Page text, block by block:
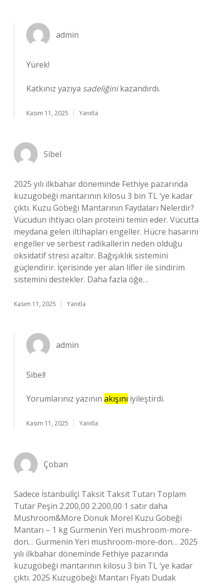
admin
Yürek!
Katkınız yazıya sadeliğinikazandırdı.
Kasım 11, 2025 Yanıtla
Sibel
2025 yılı ilkbahar döneminde Fethiye pazarında
kuzugöbeği mantarının kilosu 3 bin TL ‘ye kadar
çıktı. Kuzu Göbeği Mantarının Faydaları Nelerdir?
Vücudun ihtiyacı olan proteini temin eder. Vücutta
meydana gelen iltihapları engeller. Hücre hasarını
engeller ve serbest radikallerin neden olduğu
oksidatif stresi azaltır. Bağışıklık sistemini
güçlendirir. İçerisinde yer alan lifler ile sindirim
sistemini destekler. Daha fazla öğe…
Kasım 11, 2025 Yanıtla
admin
Sibel!
Yorumlarınız yazının akışını iyileştirdi.
Kasım 11, 2025 Yanıtla
Çoban
Sadece İstanbulİçi Taksit Taksit Tutarı Toplam
Tutar Peşin 2.200,00 2.200,00 1 satır daha
Mushroom&More Donuk Morel Kuzu Göbeği
Mantarı – 1 kg Gurmenin Yeri mushroom-more-
don… Gurmenin Yeri mushroom-more-don… 2025
yılı ilkbahar döneminde Fethiye pazarında
kuzugöbeği mantarının kilosu 3 bin TL ‘ye kadar
çıktı. 2025 Kuzugöbeği Mantarı Fiyatı Dudak